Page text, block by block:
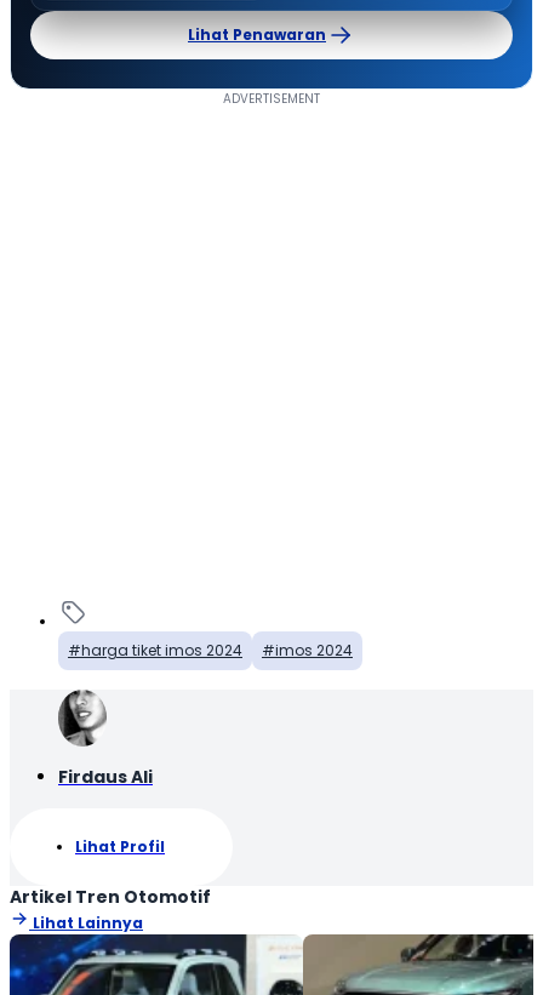
Lihat Penawaran
harga tiket imos 2024 imos 2024
Firdaus Ali
Lihat Profil
Artikel Tren Otomotif
Lihat Lainnya